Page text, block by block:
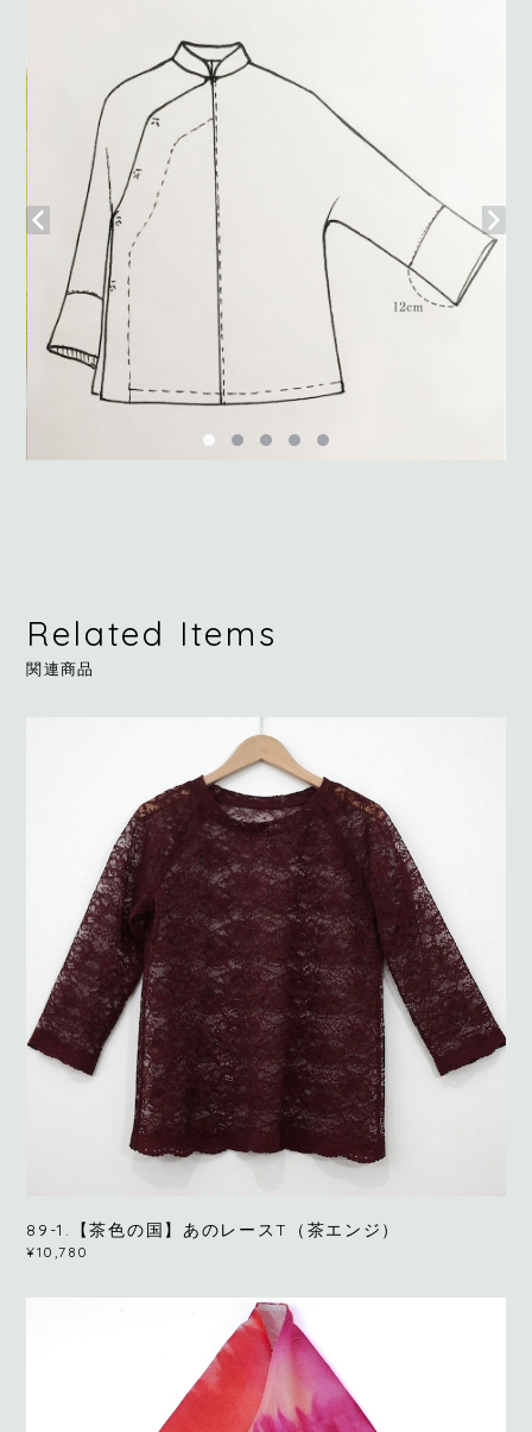
Related Items
関連商品
89-1.【茶色の国】あのレースT（茶エンジ）
¥10,780